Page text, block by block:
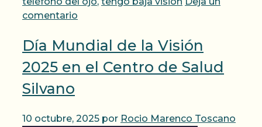
comentario
Día Mundial de la Visión
2025 en el Centro de Salud
Silvano
10 octubre, 2025 por Rocio Marenco Toscano